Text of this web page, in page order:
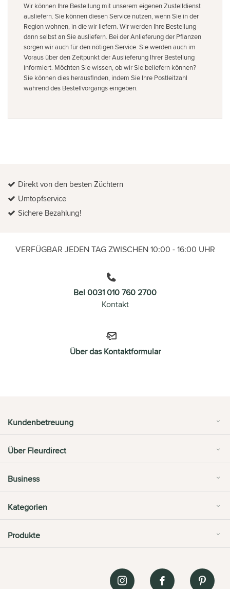
Wir können Ihre Bestellung mit unserem eigenen Zustelldienst
ausliefern. Sie können diesen Service nutzen, wenn Sie in der
Region wohnen, in die wir liefern. Wir werden Ihre Bestellung
dann selbst an Sie ausliefern. Bei der Anlieferung der Pflanzen
sorgen wir auch für den nötigen Service. Sie werden auch im
Voraus über den Zeitpunkt der Auslieferung Ihrer Bestellung
informiert. Möchten Sie wissen, ob wir Sie beliefern können?
Sie können dies herausfinden, indem Sie Ihre Postleitzahl
während des Bestellvorgangs eingeben.
Direkt von den besten Züchtern
Umtopfservice
Sichere Bezahlung!
VERFÜGBAR JEDEN TAG ZWISCHEN 10:00 - 16:00 UHR
Bel 0031 010 760 2700
Kontakt
Über das Kontaktformular
Kundenbetreuung
Über Fleurdirect
Business
Kategorien
Produkte